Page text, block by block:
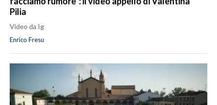
Pilia
Video da Ig
Enrico Fresu